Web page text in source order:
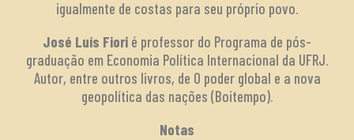
igualmente de costas para seu próprio povo.
José Luís Fiori é professor do Programa de pós-
graduação em Economia Política Internacional da UFRJ.
Autor, entre outros livros, de O poder global e a nova
geopolítica das nações (Boitempo).
Notas